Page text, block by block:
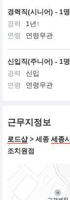
경력직(시니어) - 1명
경력
1년↑
연령
연령무관
신입직(주니어) - 1명
경력
신입
연령
연령무관
근무지정보
로드샵> 세종 세종시
조치원점